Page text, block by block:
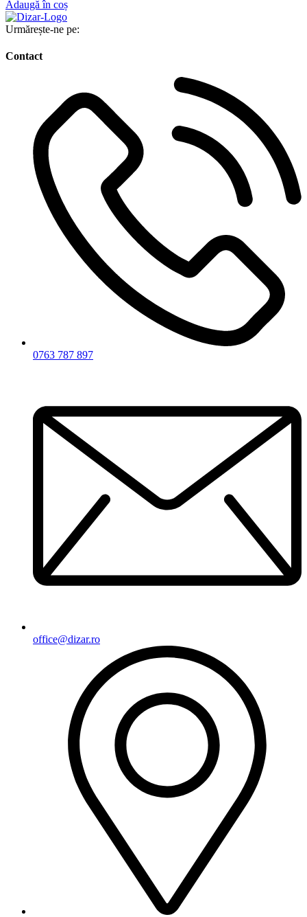
Adaugă în coș
Urmărește-ne pe:
Contact
0763 787 897
office@dizar.ro